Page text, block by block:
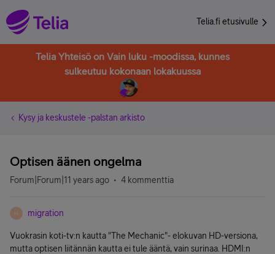
Telia.fi etusivulle
Telia Yhteisö on Vain luku -moodissa, kunnes
sulkeutuu kokonaan lokakuussa
Kysy ja keskustele -palstan arkisto
Optisen äänen ongelma
Forum|Forum|11 years ago 4 kommenttia
M migration
Vuokrasin koti-tv:n kautta "The Mechanic"- elokuvan HD-versiona,
mutta optisen liitännän kautta ei tule ääntä, vain surinaa. HDMI:n